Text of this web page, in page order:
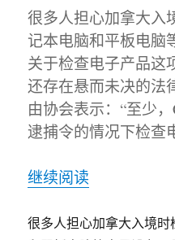
很多人担心加拿大入
记本电脑和平板电脑
关于检查电子产品这
还存在悬而未决的法
由协会表示：“至少
逮捕令的情况下检
继续阅读
很多人担心加拿大入境